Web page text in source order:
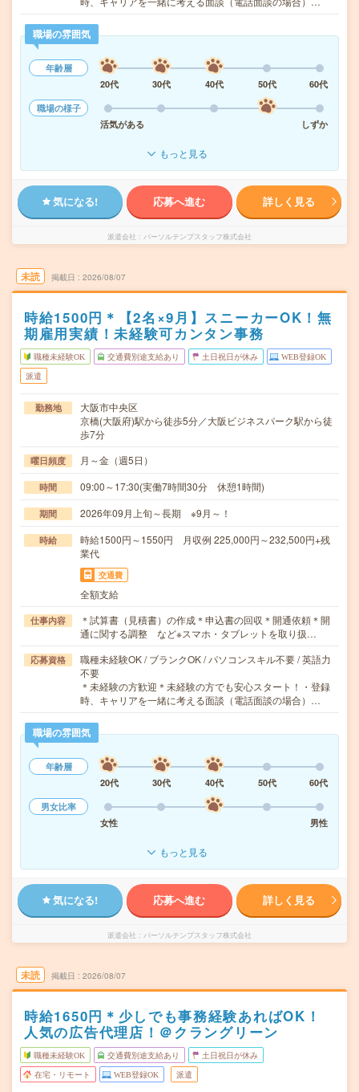
職場の雰囲気
年齢層
20代
30代 40代 50代
60代
職場の様子
活気がある
しずか
もっと見る
気になる! 応募へ進む 詳しく見る
派遣会社 パーソルテンプスタッフ株式会社
未読 掲載日 2026/08/07
時給1500円＊【2名×9月】スニーカーOK！無
期雇用実績！未経験可カンタン事務
職種未経験OK 交通費別途支給あり 土日祝日が休み WEB登録OK
派遣
勤務地
大阪市中央区
京橋(大阪府)駅から徒歩5分／大阪ビジネスパーク駅から徒
歩7分
曜日頻度 月～金（週5日）
時間 09:00～17:30(実働7時間30分 休憩1時間)
期間 2026年09月上旬～長期 ※9月～！
時給
時給1500円～1550円 月収例 225,000円～232,500円+残
業代
交通費
全額支給
仕事内容
＊試算書（見積書）の作成＊申込書の回収＊開通依頼＊開
通に関する調整 など※スマホ・タブレットを取り扱…
応募資格
職種未経験OK / ブランクOK / パソコンスキル不要 / 英語力
不要
＊未経験の方歓迎＊未経験の方でも安心スタート！・登録
時、キャリアを一緒に考える面談（電話面談の場合）…
職場の雰囲気
年齢層
20代
30代 40代 50代
60代
男女比率
女性
男性
もっと見る
気になる! 応募へ進む 詳しく見る
派遣会社 パーソルテンプスタッフ株式会社
未読 掲載日 2026/08/07
時給1650円＊少しでも事務経験あればOK！
人気の広告代理店！＠クラングリーン
職種未経験OK 交通費別途支給あり 土日祝日が休み
在宅・リモート WEB登録OK 派遣